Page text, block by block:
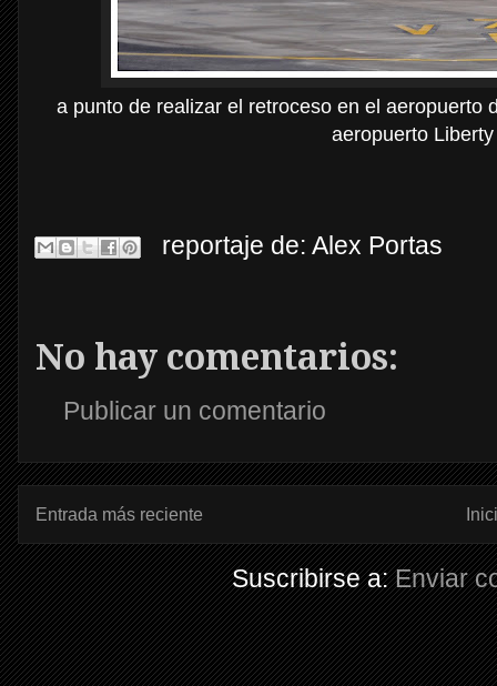
a punto de realizar el retroceso en el aeropuerto
aeropuerto
reportaje de: Alex Portas
No hay comentarios:
Publicar un comentario
Entrada más reciente
Suscribirse a:Enviar